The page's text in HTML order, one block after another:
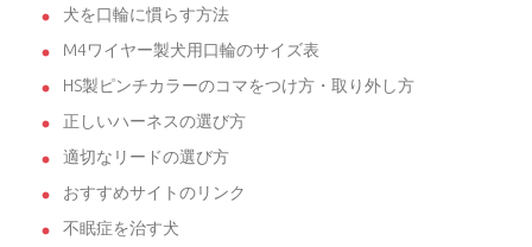
犬を口輪に慣らす方法
M4ワイヤー製犬用口輪のサイズ表
HS製ピンチカラーのコマをつけ方・取り外し方
正しいハーネスの選び方
適切なリードの選び方
おすすめサイトのリンク
不眠症を治す犬